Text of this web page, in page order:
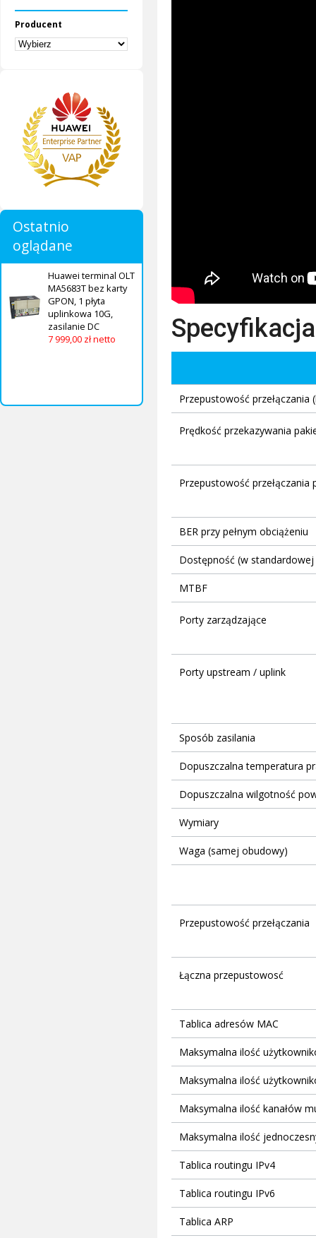
Producent
Ostatnio
oglądane
Huawei terminal OLT
MA5683T bez karty
GPON, 1 płyta
uplinkowa 10G,
zasilanie DC
7 999,00 zł netto
Przepustowość przełączania
Prędkość przekazywania
Przepustowość przełączania
BER przy pełnym obciążeniu
Dostępność (w
MTBF
Porty zarządzające
Porty upstream / uplink
Sposób zasilania
Dopuszczalna temperatura
Dopuszczalna wilgotność
Wymiary
Waga (samej obudowy)
Przepustowość przełączania
Łączna przepustowosć
Tablica adresów MAC
Maksymalna ilość
Maksymalna ilość
Maksymalna ilość kanałów
Maksymalna ilość
Tablica routingu IPv4
Tablica routingu IPv6
Tablica ARP